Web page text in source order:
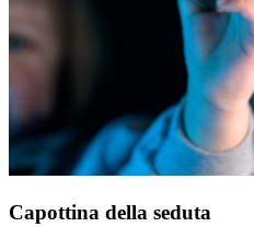
Capottina della seduta